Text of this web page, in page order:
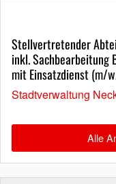
Stellvertretender
inkl. Sachbearbeitung
mit Einsatzdienst (m/
Stadtverwaltung
Alle